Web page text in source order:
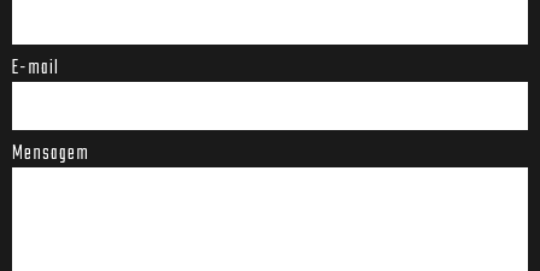
E-mail
Mensagem